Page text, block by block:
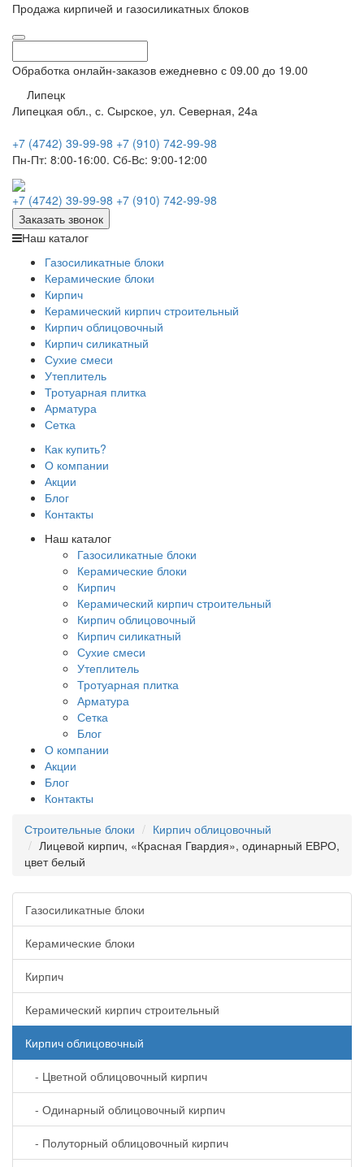
Продажа кирпичей и газосиликатных блоков
Обработка онлайн-заказов ежедневно с 09.00 до 19.00
Липецк
Липецкая обл., с. Сырское, ул. Северная, 24а
+7 (4742) 39-99-98 +7 (910) 742-99-98
Пн-Пт: 8:00-16:00. Сб-Вс: 9:00-12:00
+7 (4742) 39-99-98 +7 (910) 742-99-98
Заказать звонок
Наш каталог
Газосиликатные блоки
Керамические блоки
Кирпич
Керамический кирпич строительный
Кирпич облицовочный
Кирпич силикатный
Сухие смеси
Утеплитель
Тротуарная плитка
Арматура
Сетка
Как купить?
О компании
Акции
Блог
Контакты
Наш каталог
Газосиликатные блоки
Керамические блоки
Кирпич
Керамический кирпич строительный
Кирпич облицовочный
Кирпич силикатный
Сухие смеси
Утеплитель
Тротуарная плитка
Арматура
Сетка
Блог
О компании
Акции
Блог
Контакты
Строительные блоки
Кирпич облицовочный
Лицевой кирпич, «Красная Гвардия», одинарный ЕВРО,
цвет белый
Газосиликатные блоки
Керамические блоки
Кирпич
Керамический кирпич строительный
Кирпич облицовочный
- Цветной облицовочный кирпич
- Одинарный облицовочный кирпич
- Полуторный облицовочный кирпич